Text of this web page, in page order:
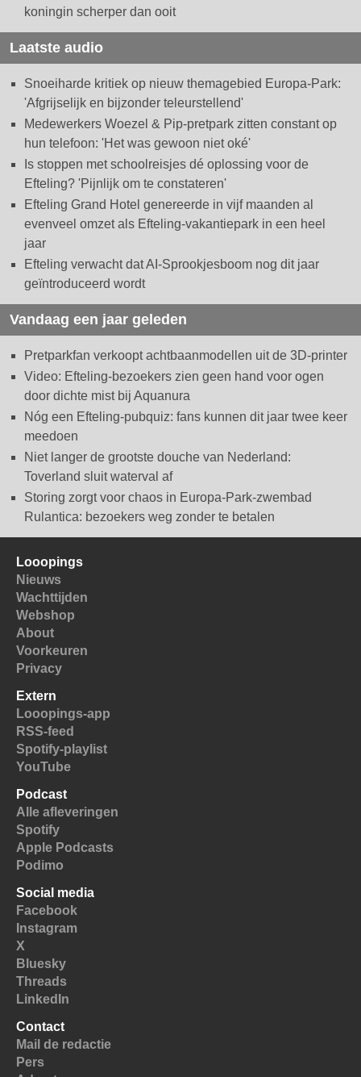
koningin scherper dan ooit
Laatste audio
Snoeiharde kritiek op nieuw themagebied Europa-Park:
'Afgrijselijk en bijzonder teleurstellend'
Medewerkers Woezel & Pip-pretpark zitten constant op
hun telefoon: 'Het was gewoon niet oké'
Is stoppen met schoolreisjes dé oplossing voor de
Efteling? 'Pijnlijk om te constateren'
Efteling Grand Hotel genereerde in vijf maanden al
evenveel omzet als Efteling-vakantiepark in een heel
jaar
Efteling verwacht dat AI-Sprookjesboom nog dit jaar
geïntroduceerd wordt
Vandaag een jaar geleden
Pretparkfan verkoopt achtbaanmodellen uit de 3D-printer
Video: Efteling-bezoekers zien geen hand voor ogen
door dichte mist bij Aquanura
Nóg een Efteling-pubquiz: fans kunnen dit jaar twee keer
meedoen
Niet langer de grootste douche van Nederland:
Toverland sluit waterval af
Storing zorgt voor chaos in Europa-Park-zwembad
Rulantica: bezoekers weg zonder te betalen
Looopings
Nieuws
Wachttijden
Webshop
About
Voorkeuren
Privacy
Extern
Looopings-app
RSS-feed
Spotify-playlist
YouTube
Podcast
Alle afleveringen
Spotify
Apple Podcasts
Podimo
Social media
Facebook
Instagram
X
Bluesky
Threads
LinkedIn
Contact
Mail de redactie
Pers